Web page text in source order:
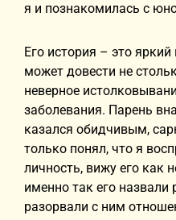
я и познакомилась с
Его история – это яркий
может довести не
неверное
заболевания. Парень
казался обидчивым,
только понял, что я
личность, вижу его как
именно так его
разорвали с ним